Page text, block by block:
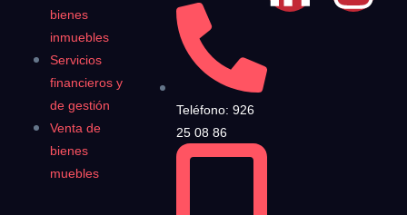
bienes
inmuebles
Servicios
financieros y
de gestión
Venta de
bienes
muebles
Teléfono: 926
25 08 86